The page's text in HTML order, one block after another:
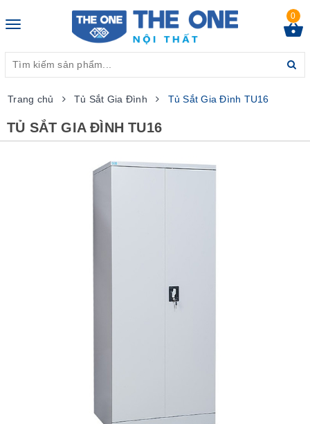
Toggle
0
Trang chủ Tủ Sắt Gia Đình Tủ Sắt Gia Đình TU16
TỦ SẮT GIA ĐÌNH TU16